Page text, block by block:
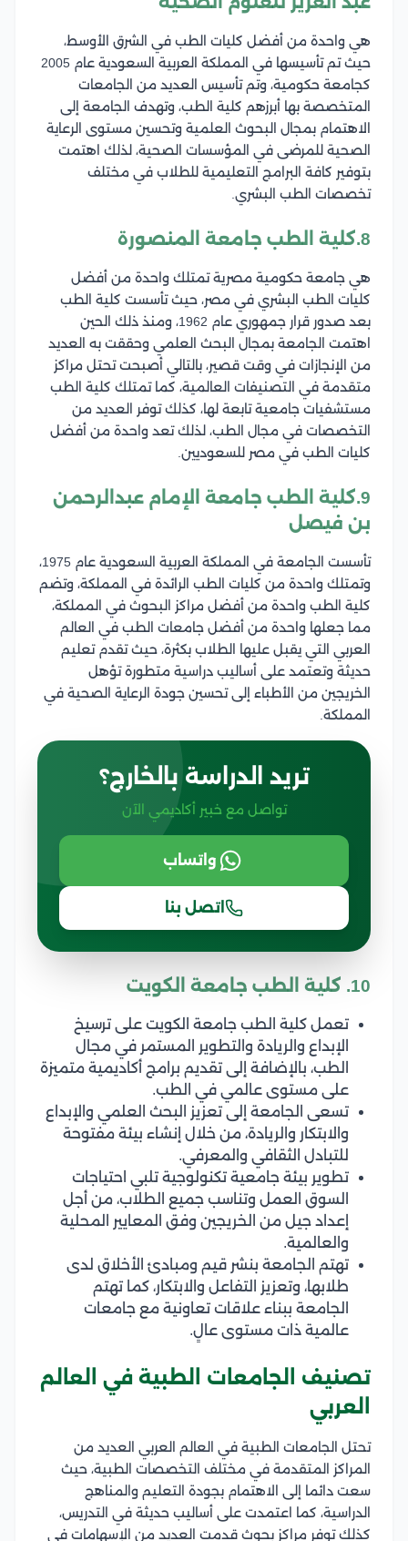
هي واحدة من أفضل كليات الطب في الشرق الأوسط،
حيث تم تأسيسها في المملكة العربية السعودية عام 2005
كجامعة حكومية، وتم تأسيس العديد من الجامعات
المتخصصة بها أبرزهم كلية الطب، وتهدف الجامعة إلى
الاهتمام بمجال البحوث العلمية وتحسين مستوى الرعاية
الصحية للمرضى في المؤسسات الصحية، لذلك اهتمت
بتوفير كافة البرامج التعليمية للطلاب في مختلف
تخصصات الطب البشري.
8.كلية الطب جامعة المنصورة
هي جامعة حكومية مصرية تمتلك واحدة من أفضل
كليات الطب البشري في مصر، حيث تأسست كلية الطب
بعد صدور قرار جمهوري عام 1962، ومنذ ذلك الحين
اهتمت الجامعة بمجال البحث العلمي وحققت به العديد
من الإنجازات في وقت قصير، بالتالي أصبحت تحتل مراكز
متقدمة في التصنيفات العالمية، كما تمتلك كلية الطب
مستشفيات جامعية تابعة لها، كذلك توفر العديد من
التخصصات في مجال الطب، لذلك تعد واحدة من أفضل
كليات الطب في مصر للسعوديين.
9.كلية الطب جامعة الإمام عبدالرحمن
بن فيصل
تأسست الجامعة في المملكة العربية السعودية عام 1975،
وتمتلك واحدة من كليات الطب الرائدة في المملكة، وتضم
كلية الطب واحدة من أفضل مراكز البحوث في المملكة،
مما جعلها واحدة من أفضل جامعات الطب في العالم
العربي التي يقبل عليها الطلاب بكثرة، حيث تقدم تعليم
حديثة وتعتمد على أساليب دراسية متطورة تؤهل
الخريجين من الأطباء إلى تحسين جودة الرعاية الصحية في
المملكة.
تريد الدراسة بالخارج؟
تواصل مع خبير أكاديمي الآن
واتساب
اتصل بنا
10. كلية الطب جامعة الكويت
تعمل كلية الطب جامعة الكويت على ترسيخ
الإبداع والريادة والتطوير المستمر في مجال
الطب، بالإضافة إلى تقديم برامج أكاديمية متميزة
على مستوى عالمي في الطب.
تسعى الجامعة إلى تعزيز البحث العلمي والإبداع
والابتكار والريادة، من خلال إنشاء بيئة مفتوحة
للتبادل الثقافي والمعرفي.
تطوير بيئة جامعية تكنولوجية تلبي احتياجات
السوق العمل وتناسب جميع الطلاب، من أجل
إعداد جيل من الخريجين وفق المعايير المحلية
والعالمية.
تهتم الجامعة بنشر قيم ومبادئ الأخلاق لدى
طلابها، وتعزيز التفاعل والابتكار، كما تهتم
الجامعة ببناء علاقات تعاونية مع جامعات
عالمية ذات مستوى عالٍ.
تصنيف الجامعات الطبية في العالم
العربي
تحتل الجامعات الطبية في العالم العربي العديد من
المراكز المتقدمة في مختلف التخصصات الطبية، حيث
سعت دائما إلى الاهتمام بجودة التعليم والمناهج
الدراسية، كما اعتمدت على أساليب حديثة في التدريس،
كذلك توفر مراكز بحوث قدمت العديد من الإسهامات في